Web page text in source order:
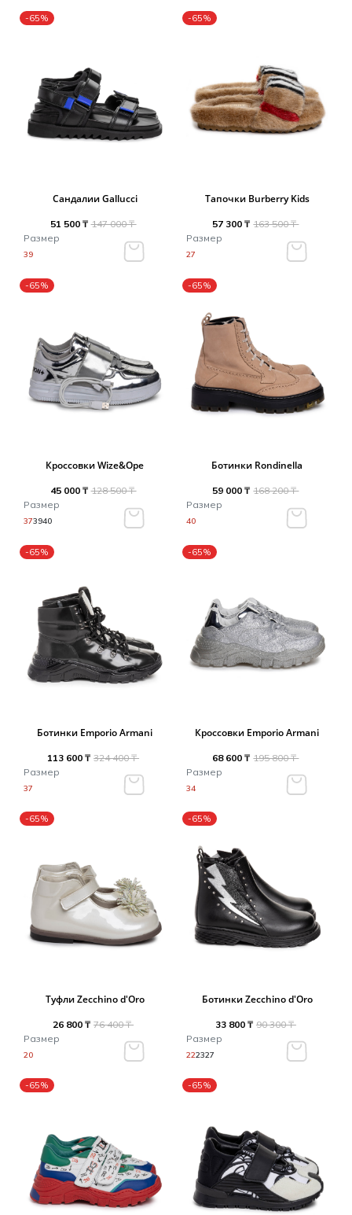
-65%
Сандалии Gallucci
51 500 ₸ 147 000 ₸
Размер
39
-65%
Тапочки Burberry Kids
57 300 ₸ 163 500 ₸
Размер
27
-65%
Кроссовки Wize&Ope
45 000 ₸ 128 500 ₸
Размер
373940
-65%
Ботинки Rondinella
59 000 ₸ 168 200 ₸
Размер
40
-65%
Ботинки Emporio Armani
113 600 ₸ 324 400 ₸
Размер
37
-65%
Кроссовки Emporio Armani
68 600 ₸ 195 800 ₸
Размер
34
-65%
Туфли Zecchino d'Oro
26 800 ₸ 76 400 ₸
Размер
20
-65%
Ботинки Zecchino d'Oro
33 800 ₸ 90 300 ₸
Размер
222327
-65% -65%